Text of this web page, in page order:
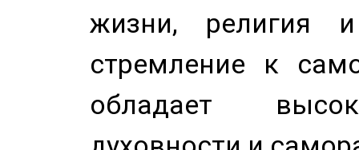
жизни, религия
стремление к
обладает